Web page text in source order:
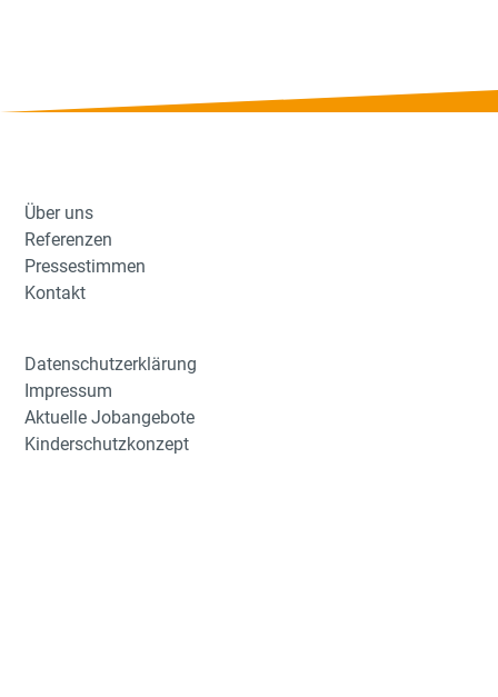
Über uns
Referenzen
Pressestimmen
Kontakt
Datenschutzerklärung
Impressum
Aktuelle Jobangebote
Kinderschutzkonzept